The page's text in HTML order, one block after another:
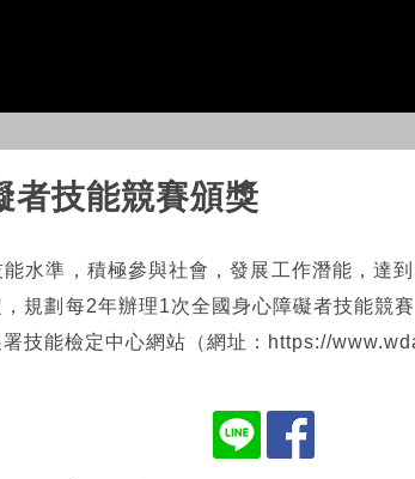
者技能競賽頒獎
水準，積極參與社會，發展工作潛能，達
規劃每2年辦理1次全國身心障礙者技能競
技能檢定中心網站（網址：https://